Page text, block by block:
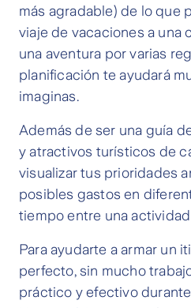
más agradable) de lo que
viaje de vacaciones a una
una aventura por varias
planificación te ayudará
imaginas.
Además de ser una guía
y atractivos turísticos de
visualizar tus prioridades
posibles gastos en
tiempo entre una
Para ayudarte a armar un
perfecto, sin mucho
práctico y efectivo